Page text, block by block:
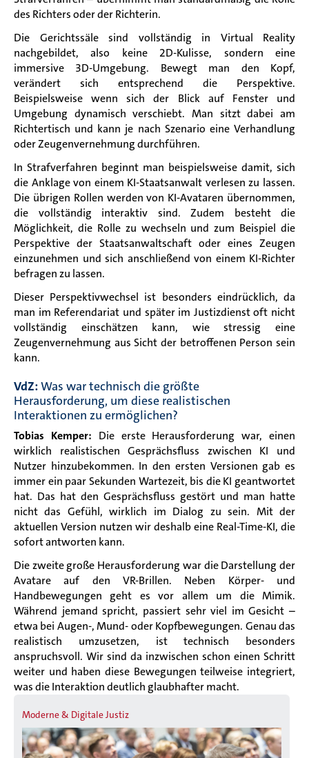
des Richters oder der Richterin.
Die Gerichtssäle sind vollständig in Virtual Reality
nachgebildet, also keine 2D-Kulisse, sondern eine
immersive 3D-Umgebung. Bewegt man den Kopf,
verändert sich entsprechend die Perspektive.
Beispielsweise wenn sich der Blick auf Fenster und
Umgebung dynamisch verschiebt. Man sitzt dabei am
Richtertisch und kann je nach Szenario eine Verhandlung
oder Zeugenvernehmung durchführen.
In Strafverfahren beginnt man beispielsweise damit, sich
die Anklage von einem KI-Staatsanwalt verlesen zu lassen.
Die übrigen Rollen werden von KI-Avataren übernommen,
die vollständig interaktiv sind. Zudem besteht die
Möglichkeit, die Rolle zu wechseln und zum Beispiel die
Perspektive der Staatsanwaltschaft oder eines Zeugen
einzunehmen und sich anschließend von einem KI-Richter
befragen zu lassen.
Dieser Perspektivwechsel ist besonders eindrücklich, da
man im Referendariat und später im Justizdienst oft nicht
vollständig einschätzen kann, wie stressig eine
Zeugenvernehmung aus Sicht der betroffenen Person sein
kann.
VdZ:Was war technisch die größte
Herausforderung, um diese realistischen
Interaktionen zu ermöglichen?
Tobias Kemper: Die erste Herausforderung war, einen
wirklich realistischen Gesprächsfluss zwischen KI und
Nutzer hinzubekommen. In den ersten Versionen gab es
immer ein paar Sekunden Wartezeit, bis die KI geantwortet
hat. Das hat den Gesprächsfluss gestört und man hatte
nicht das Gefühl, wirklich im Dialog zu sein. Mit der
aktuellen Version nutzen wir deshalb eine Real-Time-KI, die
sofort antworten kann.
Die zweite große Herausforderung war die Darstellung der
Avatare auf den VR-Brillen. Neben Körper- und
Handbewegungen geht es vor allem um die Mimik.
Während jemand spricht, passiert sehr viel im Gesicht –
etwa bei Augen-, Mund- oder Kopfbewegungen. Genau das
realistisch umzusetzen, ist technisch besonders
anspruchsvoll. Wir sind da inzwischen schon einen Schritt
weiter und haben diese Bewegungen teilweise integriert,
was die Interaktion deutlich glaubhafter macht.
Moderne & Digitale Justiz